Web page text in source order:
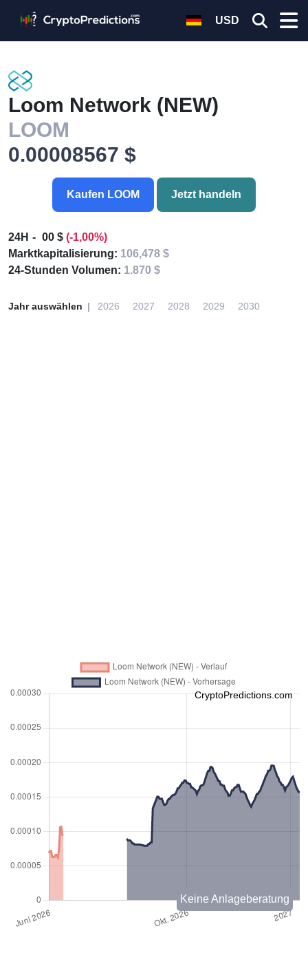
USD
Loom Network (NEW)
LOOM
0.00008567 $
Kaufen LOOM Jetzt handeln
24H 00 $ (-1,00%)
Marktkapitalisierung: 106,478 $
24-Stunden Volumen: 1.870 $
Jahr auswählen 2026 2027 2028 2029 2030
CryptoPredictions.com
Keine Anlageberatung